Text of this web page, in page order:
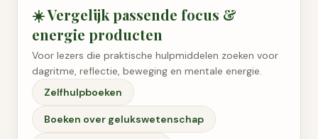
☀️Vergelijk passende focus &
energie producten
Voor lezers die praktische hulpmiddelen zoeken voor
dagritme, reflectie, beweging en mentale energie.
Zelfhulpboeken
Boeken over gelukswetenschap